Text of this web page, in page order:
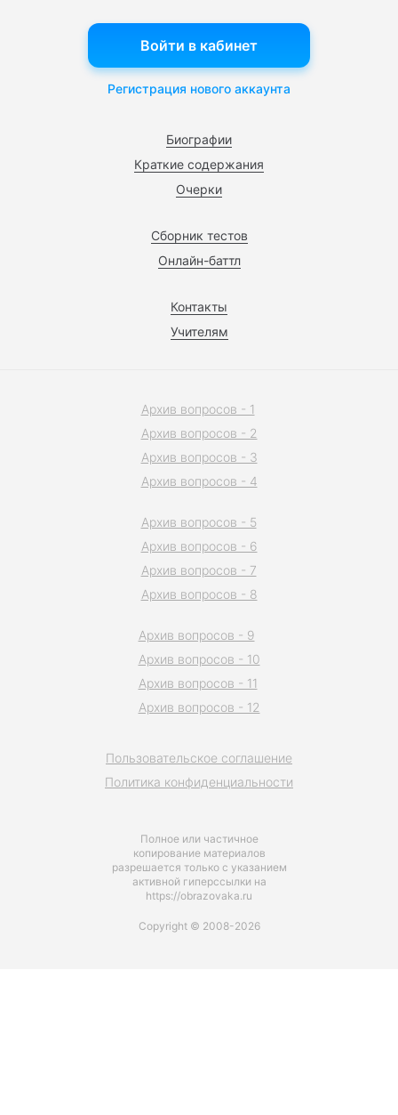
Биографии
Краткие содержания
Очерки
Сборник тестов
Онлайн-баттл
Контакты
Учителям
Войти в кабинет
Регистрация нового аккаунта
Полное или частичное
копирование материалов
разрешается только с указанием
активной гиперссылки на
https://obrazovaka.ru
Пользовательское соглашение
Политика конфиденциальности
Архив вопросов - 1
Архив вопросов - 2
Архив вопросов - 3
Архив вопросов - 4
Архив вопросов - 5
Архив вопросов - 6
Архив вопросов - 7
Архив вопросов - 8
Архив вопросов - 9
Архив вопросов - 10
Архив вопросов - 11
Архив вопросов - 12
Copyright © 2008-2026